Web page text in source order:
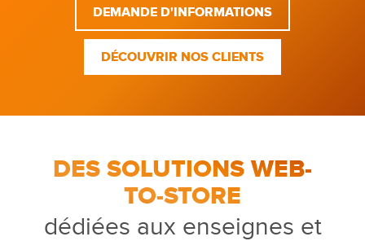
DEMANDE D'INFORMATIONS
DÉCOUVRIR NOS CLIENTS
DES SOLUTIONS WEB-
TO-STORE
dédiées aux enseignes et